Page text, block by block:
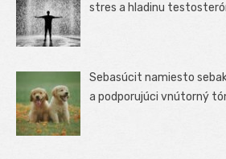
stres a hladinu
Sebasúcit namiesto
a podporujúci vnútorný